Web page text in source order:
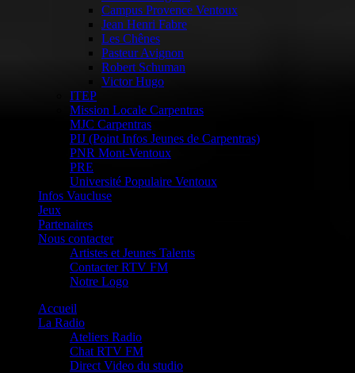
Campus Provence Ventoux
Jean Henri Fabre
Les Chênes
Pasteur Avignon
Robert Schuman
Victor Hugo
ITEP
Mission Locale Carpentras
MJC Carpentras
PIJ (Point Infos Jeunes de Carpentras)
PNR Mont-Ventoux
PRE
Université Populaire Ventoux
Infos Vaucluse
Jeux
Partenaires
Nous contacter
Artistes et Jeunes Talents
Contacter RTV FM
Notre Logo
Accueil
La Radio
Ateliers Radio
Chat RTV FM
Direct Video du studio